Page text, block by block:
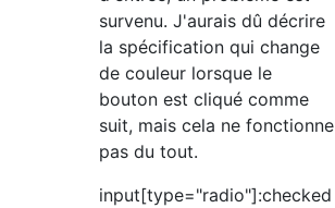
survenu. J'aurais dû décrire
la spécification qui change
de couleur lorsque le
bouton est cliqué comme
suit, mais cela ne fonctionne
pas du tout.
input[type="radio"]:checked